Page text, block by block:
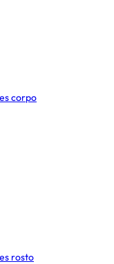
corpo
rosto